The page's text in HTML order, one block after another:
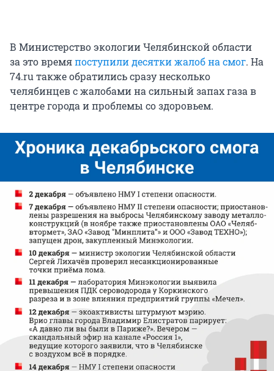
В Министерство экологии Челябинской области
за это времяпоступили десятки жалоб на смог. На
74.ru также обратились сразу несколько
челябинцев с жалобами на сильный запах газа в
центре города и проблемы со здоровьем.